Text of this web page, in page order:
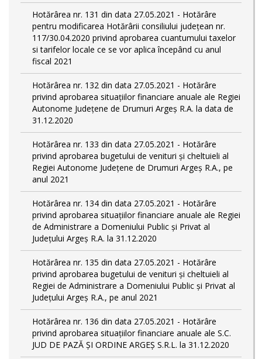
Hotărârea nr. 131 din data 27.05.2021 - Hotărâre
pentru modificarea Hotărârii consiliului județean nr.
117/30.04.2020 privind aprobarea cuantumului taxelor
si tarifelor locale ce se vor aplica începând cu anul
fiscal 2021
Hotărârea nr. 132 din data 27.05.2021 - Hotărâre
privind aprobarea situațiilor financiare anuale ale Regiei
Autonome Județene de Drumuri Argeș R.A. la data de
31.12.2020
Hotărârea nr. 133 din data 27.05.2021 - Hotărâre
privind aprobarea bugetului de venituri și cheltuieli al
Regiei Autonome Județene de Drumuri Argeș R.A., pe
anul 2021
Hotărârea nr. 134 din data 27.05.2021 - Hotărâre
privind aprobarea situațiilor financiare anuale ale Regiei
de Administrare a Domeniului Public și Privat al
Județului Argeș R.A. la 31.12.2020
Hotărârea nr. 135 din data 27.05.2021 - Hotărâre
privind aprobarea bugetului de venituri și cheltuieli al
Regiei de Administrare a Domeniului Public și Privat al
Județului Argeș R.A., pe anul 2021
Hotărârea nr. 136 din data 27.05.2021 - Hotărâre
privind aprobarea situațiilor financiare anuale ale S.C.
JUD DE PAZĂ ȘI ORDINE ARGEȘ S.R.L. la 31.12.2020